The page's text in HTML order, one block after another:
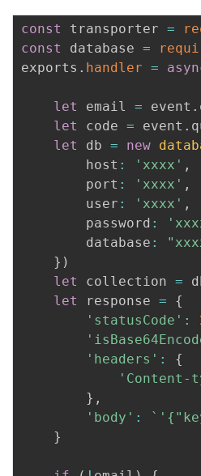
const transporter =
const
database =
exports . handler =
let email = event .
let
code = event .
let
db = new
		host
: 'xxxx' ,
		port
: 'xxxx' ,
		user
: 'xxxx' ,
		password
:
		database
:
} )
let
collection =
let
response =
{
'statusCode' :
'headers' :
{
'Content-
} ,
'body' : `
}